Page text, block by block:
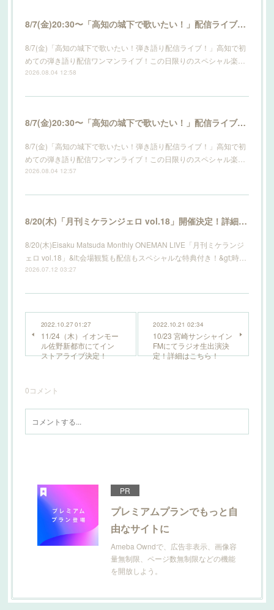
8/7(金)20:30〜「高知の城下で歌いたい！」配信ライブ開催！詳細はこちら！
8/7(金)「高知の城下で歌いたい！弾き語り配信ライブ！」高知で初
めての弾き語り配信ワンマンライブ！この日限りのスペシャル楽…
2026.08.04 12:58
8/7(金)20:30〜「高知の城下で歌いたい！」配信ライブ開催！詳細はこちら！
8/7(金)「高知の城下で歌いたい！弾き語り配信ライブ！」高知で初
めての弾き語り配信ワンマンライブ！この日限りのスペシャル楽…
2026.08.04 12:57
8/20(木)「月刊ミケランジェロ vol.18」開催決定！詳細はこちら！
8/20(木)Eisaku Matsuda Monthly ONEMAN LIVE「月刊ミケランジ
ェロ vol.18」&lt;会場観覧も配信もスペシャルな特典付き！&gt;時…
2026.07.12 03:27
2022.10.27 01:27
11/24（木）イオンモー
ル佐野新都市にてイン
ストアライブ決定！
2022.10.21 02:34
10/23 宮崎サンシャイン
FMにてラジオ生出演決
定！詳細はこちら！
0コメント
PR
プレミアムプランでもっと自
由なサイトに
Ameba Owndで、広告非表示、画像容
量無制限、ページ数無制限などの機能
を開放しよう。